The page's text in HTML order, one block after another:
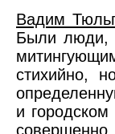
Вадим
Были люди,
стихийно,
и
совершенно